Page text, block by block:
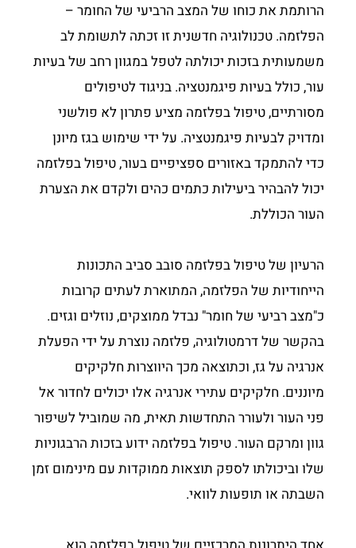
הרותמת את כוחו של המצב הרביעי של החומר –
הפלזמה. טכנולוגיה חדשנית זו זכתה לתשומת לב
משמעותית בזכות יכולתה לטפל במגוון רחב של בעיות
עור, כולל בעיות פיגמנטציה. בניגוד לטיפולים
מסורתיים, טיפול בפלזמה מציע פתרון לא פולשני
ומדויק לבעיות פיגמנטציה. על ידי שימוש בגז מיונן
כדי להתמקד באזורים ספציפיים בעור, טיפול בפלזמה
יכול להבהיר ביעילות כתמים כהים ולקדם את הצערת
העור הכוללת.
הרעיון של טיפול בפלזמה סובב סביב התכונות
הייחודיות של הפלזמה, המתוארת לעתים קרובות
כ"מצב רביעי של חומר" נבדל ממוצקים, נוזלים וגזים.
בהקשר של דרמטולוגיה, פלזמה נוצרת על ידי הפעלת
אנרגיה על גז, וכתוצאה מכך היווצרות חלקיקים
מיוננים. חלקיקים עתירי אנרגיה אלו יכולים לחדור אל
פני העור ולעורר התחדשות תאית, מה שמוביל לשיפור
גוון ומרקם העור. טיפול בפלזמה ידוע בזכות הרבגוניות
שלו וביכולתו לספק תוצאות ממוקדות עם מינימום זמן
השבתה או תופעות לוואי.